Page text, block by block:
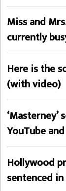
Miss and
currently
Here is the
(with video)
YouTube
Hollywood
sentenced